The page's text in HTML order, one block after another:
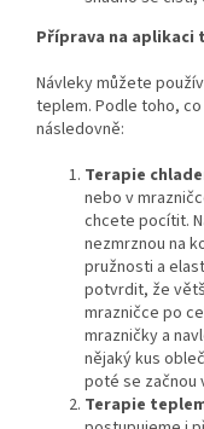
Příprava na aplikaci
Návleky můžete
teplem. Podle toho,
následovně:
Terapie
nebo v
chcete pocítit.
nezmrznou na
pružnosti a
potvrdit, že
mrazničce po
mrazničky a
nějaký kus
poté se začnou
Terapie